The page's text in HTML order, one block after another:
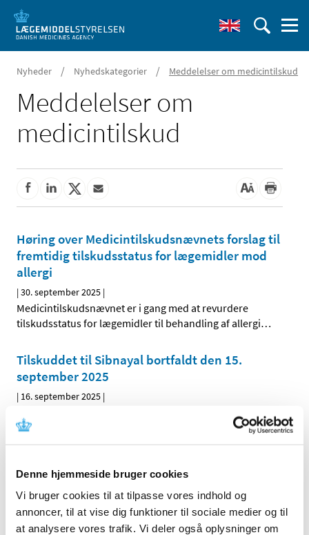
Denne hjemmeside bruger cookies
Vi bruger cookies til at tilpasse vores indhold og
annoncer, til at vise dig funktioner til sociale medier og til
at analysere vores trafik. Vi deler også oplysninger om
Nyheder / Nyhedskategorier / Meddelelser om medicintilskud
Meddelelser om
medicintilskud
Høring over Medicintilskudsnævnets forslag til
fremtidig tilskudsstatus for lægemidler mod
allergi
|30. september 2025 |
Medicintilskudsnævnet er i gang med at revurdere
tilskudsstatus for lægemidler til behandling af allergi…
Tilskuddet til Sibnayal bortfaldt den 15.
september 2025
| 16. september 2025 |
Det generelt klausulerede tilskud til Sibnayal bortfalder.
2026 (25)
2025 (17)